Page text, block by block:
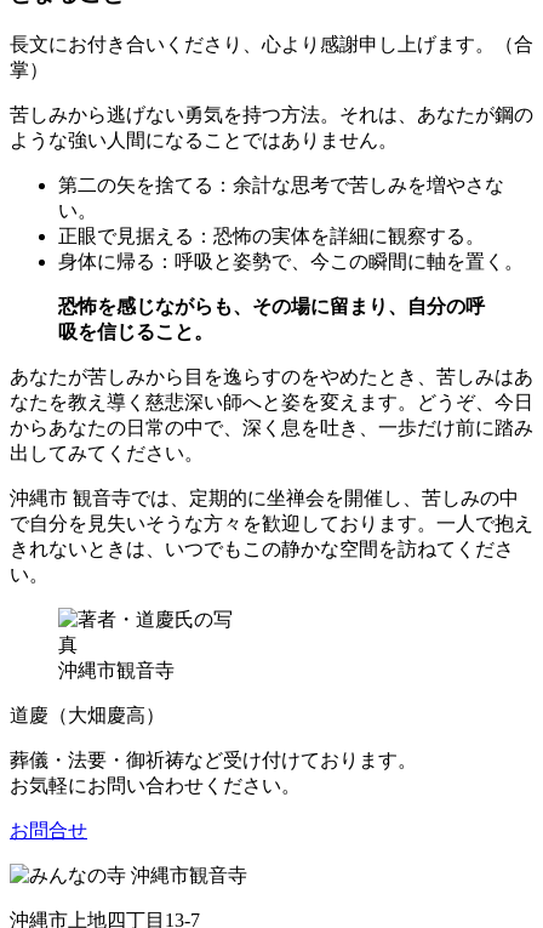
長文にお付き合いくださり、心より感謝申し上げます。（合
掌）
苦しみから逃げない勇気を持つ方法。それは、あなたが鋼の
ような強い人間になることではありません。
第二の矢を捨てる：余計な思考で苦しみを増やさな
い。
正眼で見据える：恐怖の実体を詳細に観察する。
身体に帰る：呼吸と姿勢で、今この瞬間に軸を置く。
恐怖を感じながらも、その場に留まり、自分の呼
吸を信じること。
あなたが苦しみから目を逸らすのをやめたとき、苦しみはあ
なたを教え導く慈悲深い師へと姿を変えます。どうぞ、今日
からあなたの日常の中で、深く息を吐き、一歩だけ前に踏み
出してみてください。
沖縄市 観音寺では、定期的に坐禅会を開催し、苦しみの中
で自分を見失いそうな方々を歓迎しております。一人で抱え
きれないときは、いつでもこの静かな空間を訪ねてくださ
い。
沖縄市観音寺
道慶（大畑慶高）
葬儀・法要・御祈祷など受け付けております。
お気軽にお問い合わせください。
お問合せ
沖縄市上地四丁目13-7